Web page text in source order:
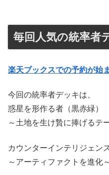
毎回人気の統率者
楽天ブックスでの予約が始
今回の統率者デッキは、
惑星を形作る者（黒赤緑）
～土地を生け贄に捧げるテ
カウンターインテリジェン
～アーティファクトを進化～